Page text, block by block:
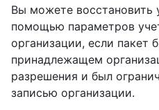
Вы можете восстановить
помощью параметров
организации, если пакет
принадлежащем
разрешения и был
записью организации.